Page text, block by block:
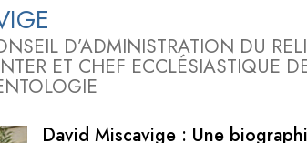
D’ADMINISTRATION DU
ET CHEF ECCLÉSIASTIQUE
David Miscavige : Une